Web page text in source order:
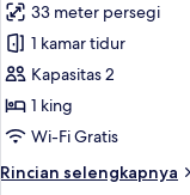
Deluxe
foto
untuk
Supreme
Room
Red
33 meter persegi
1 kamar tidur
Kapasitas 2
1 king
Wi-Fi Gratis
Rincian selengkapnya
Rincian